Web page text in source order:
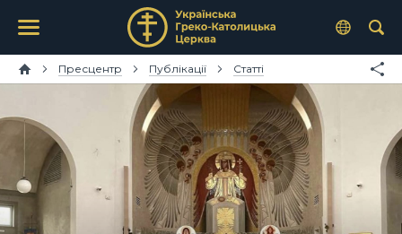
Пресцентр Публікації Статті